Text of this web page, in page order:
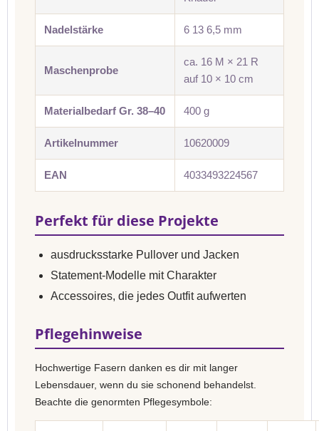
Nadelstärke 6 13 6,5 mm
Maschenprobe
ca. 16 M × 21 R
auf 10 × 10 cm
Materialbedarf Gr. 38–40 400 g
Artikelnummer 10620009
EAN 4033493224567
Perfekt für diese Projekte
ausdrucksstarke Pullover und Jacken
Statement-Modelle mit Charakter
Accessoires, die jedes Outfit aufwerten
Pflegehinweise
Hochwertige Fasern danken es dir mit langer
Lebensdauer, wenn du sie schonend behandelst.
Beachte die genormten Pflegesymbole: